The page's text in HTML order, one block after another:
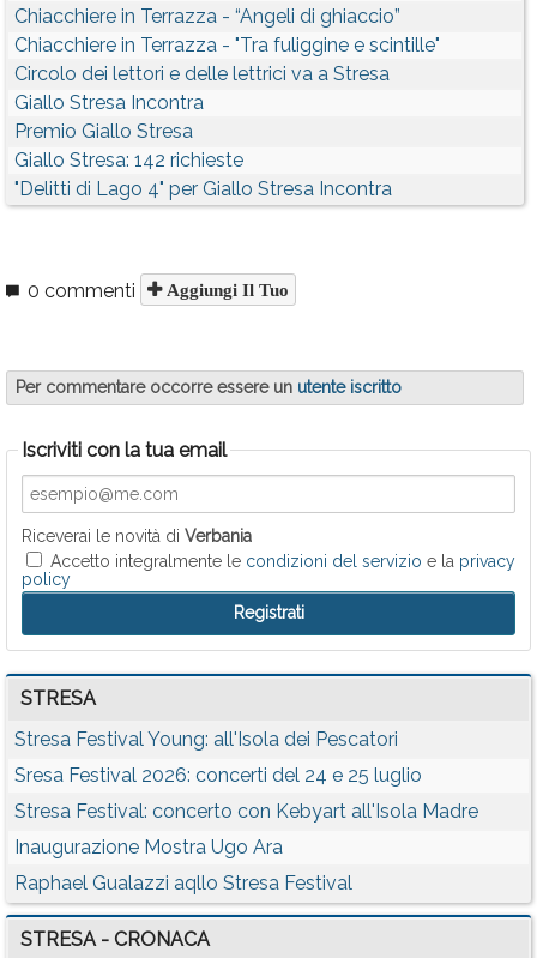
Chiacchiere in Terrazza - “Angeli di ghiaccio”
Chiacchiere in Terrazza - "Tra fuliggine e scintille"
Circolo dei lettori e delle lettrici va a Stresa
Giallo Stresa Incontra
Premio Giallo Stresa
Giallo Stresa: 142 richieste
"Delitti di Lago 4" per Giallo Stresa Incontra
0 commenti Aggiungi Il Tuo
Per commentare occorre essere un utente iscritto
Iscriviti con la tua email
Riceverai le novità di Verbania
Accetto integralmente le condizioni del servizio e la privacy
policy
STRESA
Stresa Festival Young: all'Isola dei Pescatori
Sresa Festival 2026: concerti del 24 e 25 luglio
Stresa Festival: concerto con Kebyart all'Isola Madre
Inaugurazione Mostra Ugo Ara
Raphael Gualazzi aqllo Stresa Festival
STRESA - CRONACA